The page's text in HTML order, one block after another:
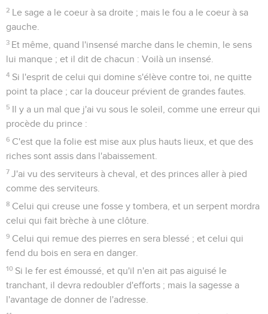
2 Le sage a le coeur à sa droite ; mais le fou a le coeur à sa
gauche.
3 Et même, quand l'insensé marche dans le chemin, le sens
lui manque ; et il dit de chacun : Voilà un insensé.
4 Si l'esprit de celui qui domine s'élève contre toi, ne quitte
point ta place ; car la douceur prévient de grandes fautes.
5 Il y a un mal que j'ai vu sous le soleil, comme une erreur qui
procède du prince :
6 C'est que la folie est mise aux plus hauts lieux, et que des
riches sont assis dans l'abaissement.
7 J'ai vu des serviteurs à cheval, et des princes aller à pied
comme des serviteurs.
8 Celui qui creuse une fosse y tombera, et un serpent mordra
celui qui fait brèche à une clôture.
9 Celui qui remue des pierres en sera blessé ; et celui qui
fend du bois en sera en danger.
10 Si le fer est émoussé, et qu'il n'en ait pas aiguisé le
tranchant, il devra redoubler d'efforts ; mais la sagesse a
l'avantage de donner de l'adresse.